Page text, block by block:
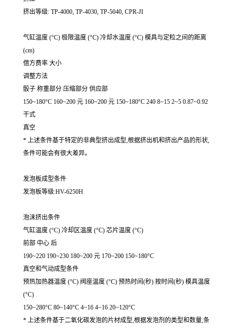
挤出等级: TP-4000, TP-4030, TP-5040, CPR-JI
气缸温度 (°C) 极限温度 (°C) 冷却水温度 (°C) 模具与定粒之间的距离
(cm)
借方费率 大小
调整方法
骰子 称重部分 压缩部分 供应部
150~180°C 160~200 元 160~200 元 150~180°C 240 8~15 2~5 0.87~0.92
干式
真空
* 上述条件基于特定的非典型挤出成型,根据挤出机和挤出产品的形状,
条件可能会有很大差异。
发泡板成型条件
发泡板等级:HV-6250H
泡沫挤出条件
气缸温度 (°C) 冷却区温度 (°C) 芯片温度 (°C)
前部 中心 后
190~220 190~230 180~200 元 170~200 150~180°C
真空和气动成型条件
预热加热器温度 (°C) 阀座温度 (°C) 预热时间(秒) 按时间(秒) 模具温度
(°C)
150~280°C 80~140°C 4~16 4~16 20~120°C
* 上述条件基于二氧化碳发泡的片材成型,根据发泡剂的类型和数量,条